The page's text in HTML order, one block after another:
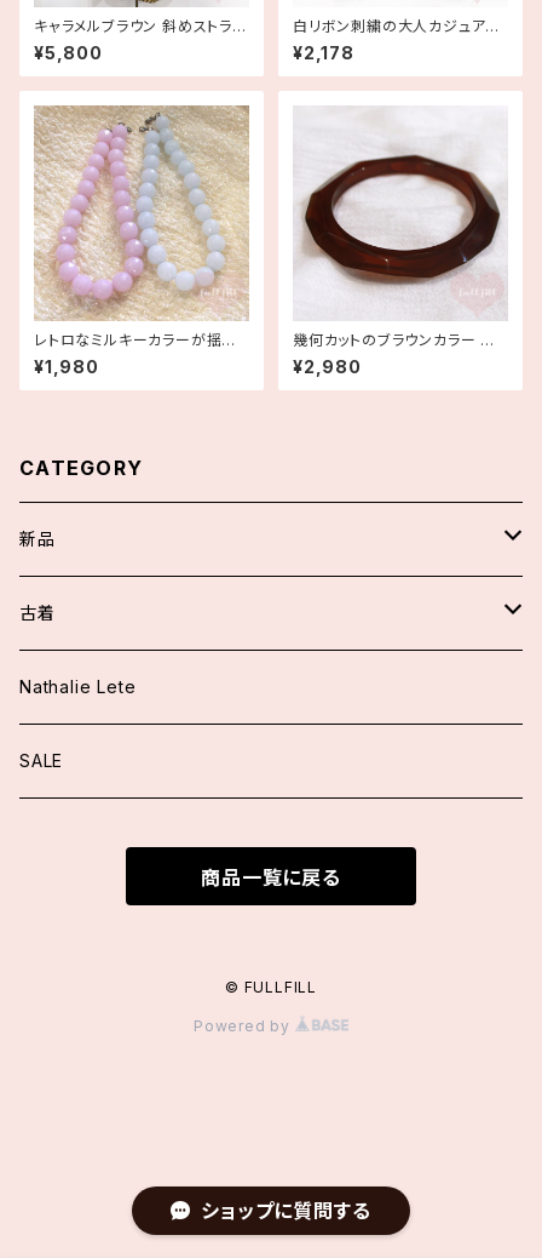
ショップに質問する
キャラメルブラウン 斜めストライ
プワンピース 古着
¥5,800
白リボン刺繍の大人カジュアル
コットンキャップ ヴィンテージ風
黒 帽子
¥2,178
レトロなミルキーカラーが揺れ
るビーズネックレス ラベンダー
パープル ブルー デッドストック
¥1,980
幾何カットのブラウンカラー バ
ングル ヴィンテージバングル 古
着
¥2,980
CATEGORY
新品
スカート/パンツ
アウター
ジャケット
トップス
ファッション小物
古着
ワンピース
トップス
Nathalie Lete
SALE
商品一覧に戻る
© FULLFILL
Powered by